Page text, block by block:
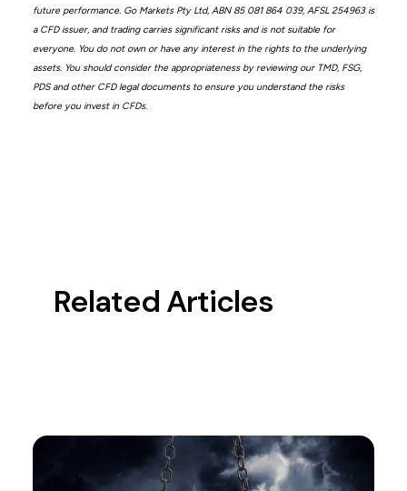
future performance. Go Markets Pty Ltd, ABN 85 081 864 039, AFSL 254963 is
a CFD issuer, and trading carries significant risks and is not suitable for
everyone. You do not own or have any interest in the rights to the underlying
assets. You should consider the appropriateness by reviewing our TMD, FSG,
PDS and other CFD legal documents to ensure you understand the risks
before you invest in CFDs.
Related Articles